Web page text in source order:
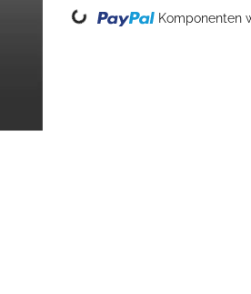
Loading... Komponenten